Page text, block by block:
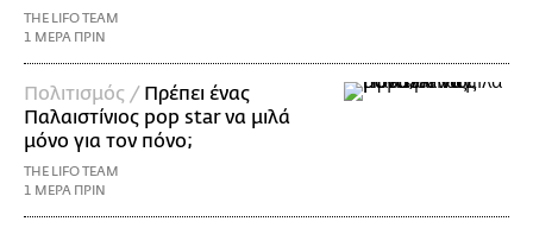
THE LIFO TEAM
1 ΜΕΡΑ ΠΡΙΝ
Πολιτισμός / Πρέπει ένας
Παλαιστίνιος pop star να μιλά
μόνο για τον πόνο;
THE LIFO TEAM
1 ΜΕΡΑ ΠΡΙΝ